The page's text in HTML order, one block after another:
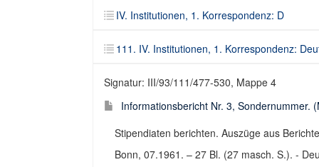
IV. Institutionen, 1. Korrespondenz: D
111. IV. Institutionen, 1. Korrespondenz:
Signatur: III/93/111/477-530, Mappe 4
Informationsbericht Nr. 3, Sondernummer.
Stipendiaten berichten. Auszüge aus
Bonn, 07.1961. – 27 Bl. (27 masch. S.). -